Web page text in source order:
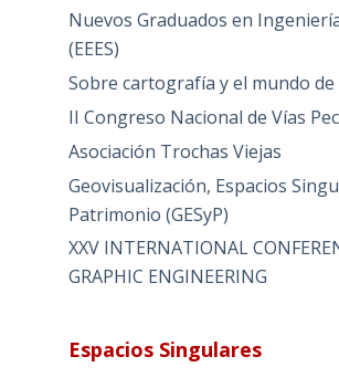
Nuevos Graduados en
(EEES)
Sobre cartografía y el mundo de
II Congreso Nacional de Vías
Asociación Trochas Viejas
Geovisualización, Espacios
Patrimonio (GESyP)
XXV INTERNATIONAL
GRAPHIC ENGINEERING
Espacios Singulares